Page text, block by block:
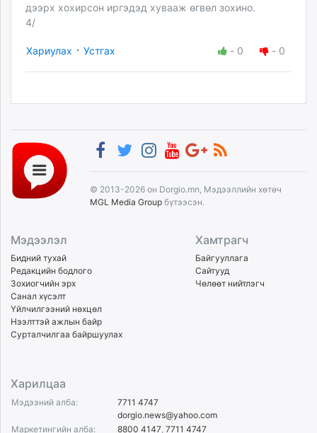
дээрх хохирсон иргэдэд хувааж өгвөл зохино.
4/
Хариулах · Устгах - 0 - 0
© 2013-2026 он Dorgio.mn, Мэдээллийн хөтөч
MGL Media Group бүтээсэн.
Мэдээлэл
Бидний тухай
Редакцийн бодлого
Зохиогчийн эрх
Санал хүсэлт
Үйлчилгээний нөхцөл
Нээлттэй ажлын байр
Сурталчилгаа байршуулах
Хамтрагч
Байгууллага
Сайтууд
Чөлөөт нийтлэгч
Харилцаа
Мэдээний алба:
7711 4747
dorgio.news@yahoo.com
Маркетингийн алба:
8800 4147, 7711 4747